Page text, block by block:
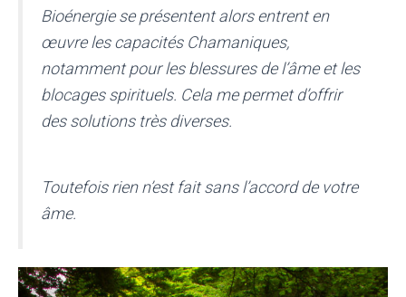
Bioénergie se présentent alors entrent en
œuvre les capacités Chamaniques,
notamment pour les blessures de l’âme et les
blocages spirituels. Cela me permet d’offrir
des solutions très diverses.
Toutefois rien n’est fait sans l’accord de votre
âme.